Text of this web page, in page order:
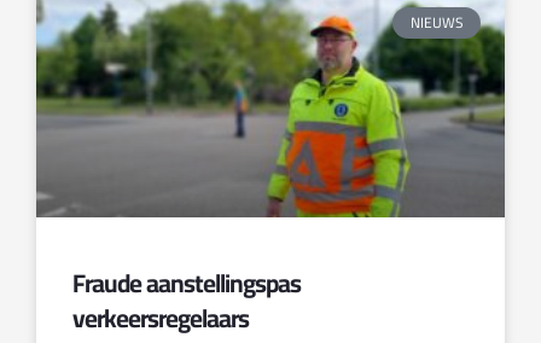
NIEUWS
Fraude aanstellingspas
verkeersregelaars